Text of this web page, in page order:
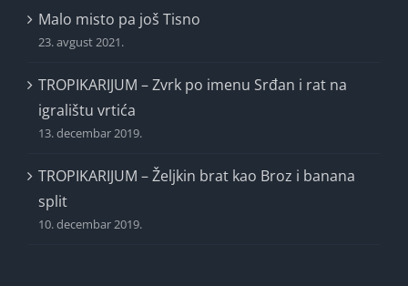
Malo misto pa još Tisno
23. avgust 2021.
TROPIKARIJUM – Zvrk po imenu Srđan i rat na
igralištu vrtića
13. decembar 2019.
TROPIKARIJUM – Željkin brat kao Broz i banana
split
10. decembar 2019.